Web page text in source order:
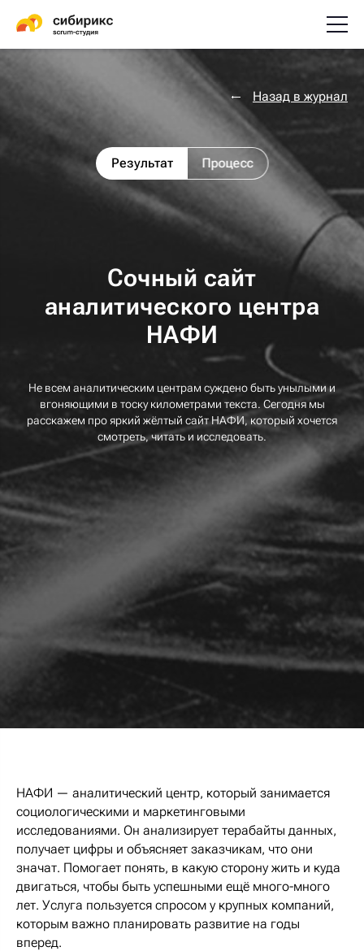
Назад в журнал
Результат Процесс
Сочный сайт
аналитического центра
НАФИ
Не всем аналитическим центрам суждено быть унылыми и
вгоняющими в тоску километрами текста. Сегодня мы
расскажем про яркий жёлтый сайт НАФИ, который хочется
смотреть, читать и исследовать.
НАФИ — аналитический центр, который занимается
социологическими и маркетинговыми
исследованиями. Он анализирует терабайты данных,
получает цифры и объясняет заказчикам, что они
значат. Помогает понять, в какую сторону жить и куда
двигаться, чтобы быть успешными ещё много-много
лет. Услуга пользуется спросом у крупных компаний,
которым важно планировать развитие на годы
вперед.